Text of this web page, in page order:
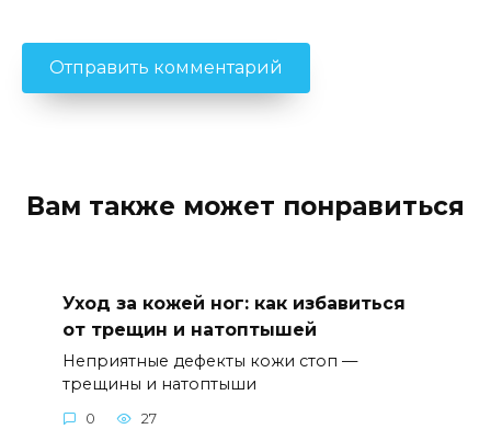
Вам также может понравиться
Уход за кожей ног: как избавиться
от трещин и натоптышей
Неприятные дефекты кожи стоп —
трещины и натоптыши
0 27